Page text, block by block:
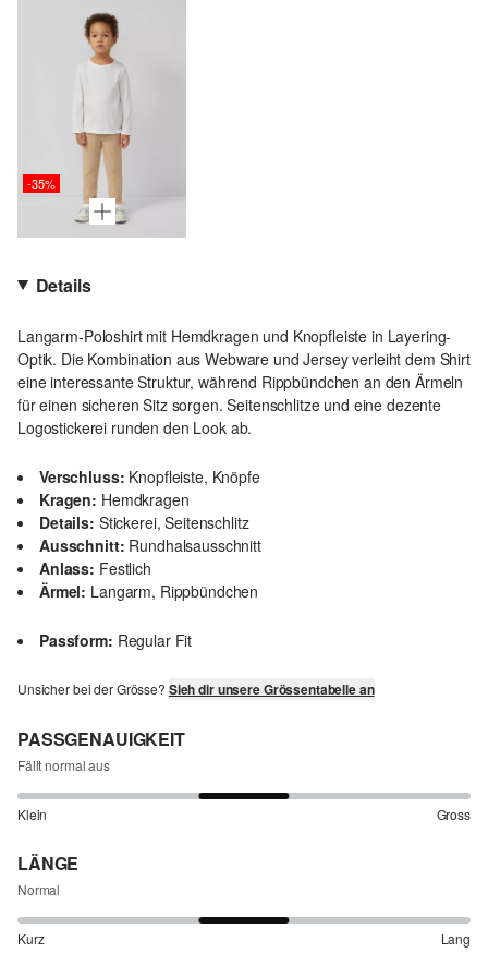
-35%
Details
Langarm-Poloshirt mit Hemdkragen und Knopfleiste in Layering-
Optik. Die Kombination aus Webware und Jersey verleiht dem Shirt
eine interessante Struktur, während Rippbündchen an den Ärmeln
für einen sicheren Sitz sorgen. Seitenschlitze und eine dezente
Logostickerei runden den Look ab.
Verschluss: Knopfleiste, Knöpfe
Kragen: Hemdkragen
Details: Stickerei, Seitenschlitz
Ausschnitt: Rundhalsausschnitt
Anlass: Festlich
Ärmel: Langarm, Rippbündchen
Passform: Regular Fit
Unsicher bei der Grösse? Sieh dir unsere Grössentabelle an
PASSGENAUIGKEIT
Fällt normal aus
Klein Gross
LÄNGE
Normal
Kurz Lang